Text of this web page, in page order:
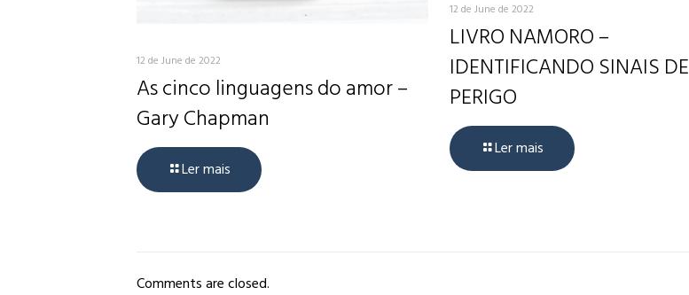
12 de June de 2022
As cinco linguagens do amor –
Gary Chapman
Ler mais
12 de June de 2022
LIVRO NAMORO –
IDENTIFICANDO SINAIS DE
PERIGO
Ler mais
Comments are closed.